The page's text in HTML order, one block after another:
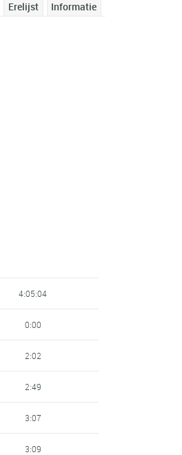
Informatie
Erelijst
4:05:04
0:00
2:02
2:49
3:07
3:09